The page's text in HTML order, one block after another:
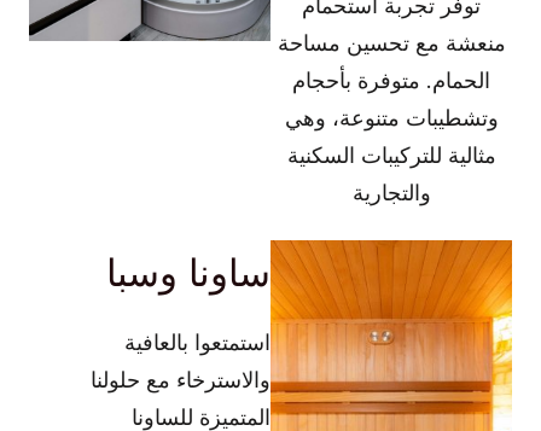
منعشة مع تحسين مساحة
الحمام. متوفرة بأحجام
وتشطيبات متنوعة، وهي
مثالية للتركيبات السكنية
والتجارية
ساونا وسبا
استمتعوا بالعافية
والاسترخاء مع حلولنا
المتميزة للساونا